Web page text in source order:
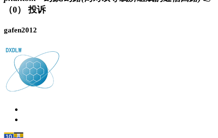
（0）
投诉
gafen2012